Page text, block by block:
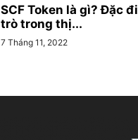
SCF Token là gì? Đặc
trò trong thị...
7 Tháng 11, 2022